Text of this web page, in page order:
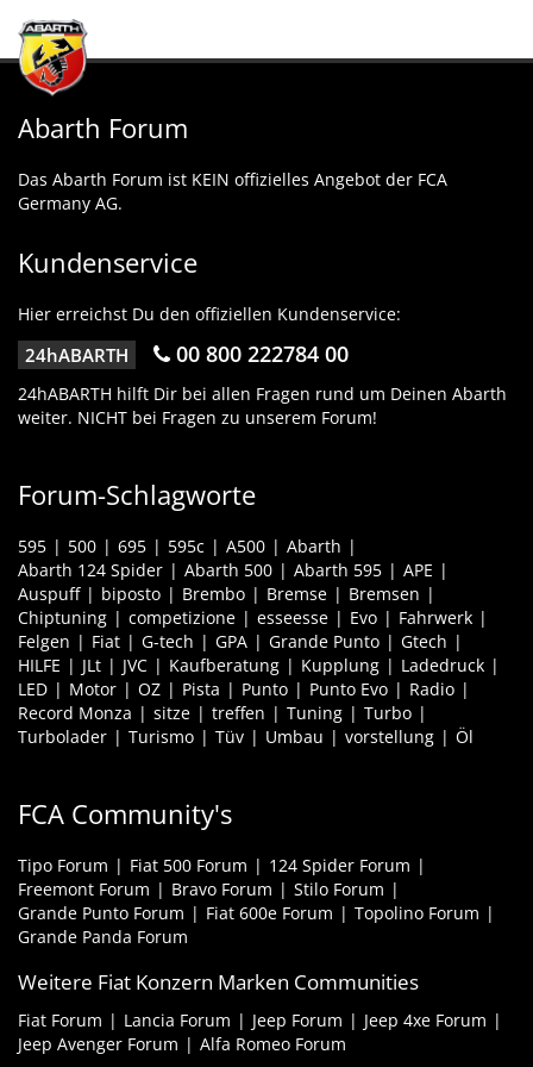
Abarth Forum
Das Abarth Forum ist KEIN offizielles Angebot der FCA
Germany AG.
Kundenservice
Hier erreichst Du den offiziellen Kundenservice:
24hABARTH 00 800 222784 00
24hABARTH hilft Dir bei allen Fragen rund um Deinen Abarth
weiter. NICHT bei Fragen zu unserem Forum!
Forum-Schlagworte
595 500 695 595c A500
Abarth
Abarth 124 Spider
Abarth 500 Abarth 595
APE
Auspuff
biposto Brembo Bremse
Bremsen
Chiptuning
competizione esseesse Evo
Fahrwerk
Felgen
Fiat G-tech GPA Grande Punto
Gtech
HILFE
JLt JVC Kaufberatung Kupplung
Ladedruck
LED
Motor OZ Pista Punto Punto Evo
Radio
Record Monza
sitze treffen Tuning
Turbo
Turbolader
Turismo Tüv Umbau vorstellung Öl
FCA Community's
Tipo Forum Fiat 500 Forum
124 Spider Forum
Freemont Forum
Bravo Forum
Stilo Forum
Grande Punto Forum
Fiat 600e Forum
Topolino Forum
Grande Panda Forum
Weitere Fiat Konzern Marken Communities
Fiat Forum Lancia Forum Jeep Forum
Jeep 4xe Forum
Jeep Avenger Forum
Alfa Romeo Forum